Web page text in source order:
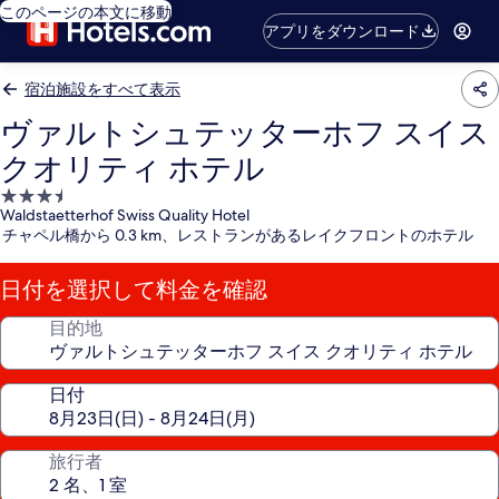
このページの本文に移動
アプリをダウンロード
宿泊施設をすべて表示
ヴァルトシュテッターホフ スイス
クオリティ ホテル
3.5
つ
星
宿
泊
施
Waldstaetterhof Swiss Quality Hotel
チャペル橋から 0.3 km、レストランがあるレイクフロントのホテル
日付を選択して料金を確認
目的地
日付
旅行者